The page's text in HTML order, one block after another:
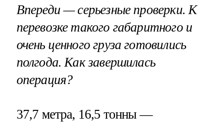
Впереди — серьезные проверки. К
перевозке такого габаритного и
очень ценного груза готовились
полгода. Как завершилась
операция?
37,7 метра, 16,5 тонны —